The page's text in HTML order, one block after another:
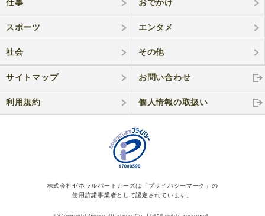
仕事 おでかけ
スポーツ エンタメ
社会 その他
サイトマップ お問い合わせ
利用規約 個人情報の取扱い
株式会社ゼネラルパートナーズは「プライバシーマーク」の
使用許諾事業者として認定されています。